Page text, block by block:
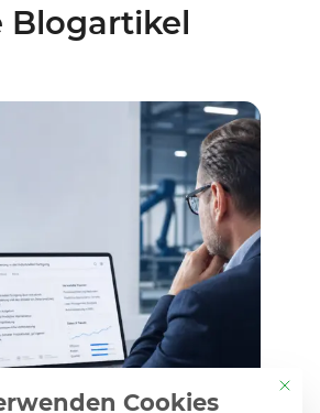
Blogartikel
Mit
Cookies